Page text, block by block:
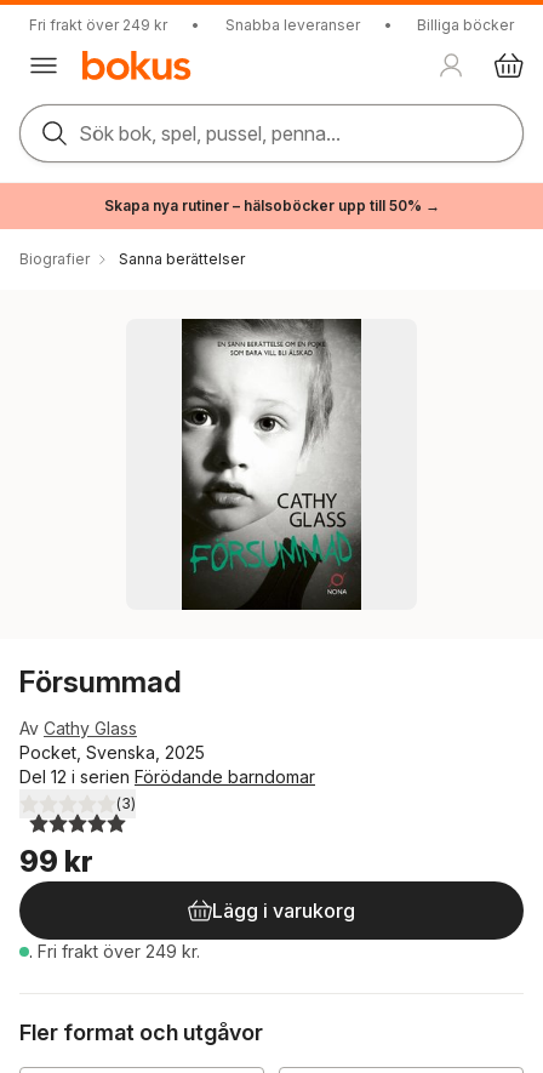
Fri frakt över 249 kr • Snabba leveranser • Billiga böcker
Sök bok, spel, pussel, penna...
Skapa nya rutiner – hälsoböcker upp till 50% →
Biografier Sanna berättelser
Försummad
Av Cathy Glass
Pocket, Svenska, 2025
Del 12 i serien Förödande barndomar
5,0utav 5 stjärnor. Totalt antal röster:
(3)
99 kr
Lägg i varukorg
. Fri frakt över 249 kr.
Fler format och utgåvor